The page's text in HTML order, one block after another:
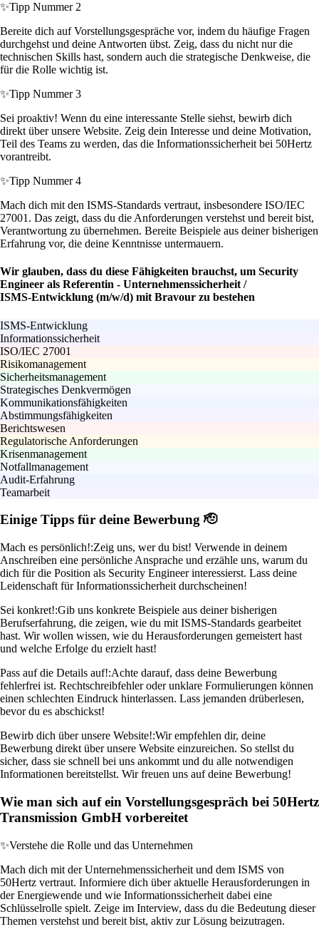
✨Tipp Nummer 2
Bereite dich auf Vorstellungsgespräche vor, indem du häufige Fragen
durchgehst und deine Antworten übst. Zeig, dass du nicht nur die
technischen Skills hast, sondern auch die strategische Denkweise, die
für die Rolle wichtig ist.
✨Tipp Nummer 3
Sei proaktiv! Wenn du eine interessante Stelle siehst, bewirb dich
direkt über unsere Website. Zeig dein Interesse und deine Motivation,
Teil des Teams zu werden, das die Informationssicherheit bei 50Hertz
vorantreibt.
✨Tipp Nummer 4
Mach dich mit den ISMS-Standards vertraut, insbesondere ISO/IEC
27001. Das zeigt, dass du die Anforderungen verstehst und bereit bist,
Verantwortung zu übernehmen. Bereite Beispiele aus deiner bisherigen
Erfahrung vor, die deine Kenntnisse untermauern.
Wir glauben, dass du diese Fähigkeiten brauchst, um Security
Engineer als Referentin - Unternehmenssicherheit /
ISMS‑Entwicklung (m/w/d) mit Bravour zu bestehen
ISMS-Entwicklung
Informationssicherheit
ISO/IEC 27001
Risikomanagement
Sicherheitsmanagement
Strategisches Denkvermögen
Kommunikationsfähigkeiten
Abstimmungsfähigkeiten
Berichtswesen
Regulatorische Anforderungen
Krisenmanagement
Notfallmanagement
Audit-Erfahrung
Teamarbeit
Einige Tipps für deine Bewerbung 🫡
Mach es persönlich!:Zeig uns, wer du bist! Verwende in deinem
Anschreiben eine persönliche Ansprache und erzähle uns, warum du
dich für die Position als Security Engineer interessierst. Lass deine
Leidenschaft für Informationssicherheit durchscheinen!
Sei konkret!:Gib uns konkrete Beispiele aus deiner bisherigen
Berufserfahrung, die zeigen, wie du mit ISMS-Standards gearbeitet
hast. Wir wollen wissen, wie du Herausforderungen gemeistert hast
und welche Erfolge du erzielt hast!
Pass auf die Details auf!:Achte darauf, dass deine Bewerbung
fehlerfrei ist. Rechtschreibfehler oder unklare Formulierungen können
einen schlechten Eindruck hinterlassen. Lass jemanden drüberlesen,
bevor du es abschickst!
Bewirb dich über unsere Website!:Wir empfehlen dir, deine
Bewerbung direkt über unsere Website einzureichen. So stellst du
sicher, dass sie schnell bei uns ankommt und du alle notwendigen
Informationen bereitstellst. Wir freuen uns auf deine Bewerbung!
Wie man sich auf ein Vorstellungsgespräch bei 50Hertz
Transmission GmbH vorbereitet
✨Verstehe die Rolle und das Unternehmen
Mach dich mit der Unternehmenssicherheit und dem ISMS von
50Hertz vertraut. Informiere dich über aktuelle Herausforderungen in
der Energiewende und wie Informationssicherheit dabei eine
Schlüsselrolle spielt. Zeige im Interview, dass du die Bedeutung dieser
Themen verstehst und bereit bist, aktiv zur Lösung beizutragen.